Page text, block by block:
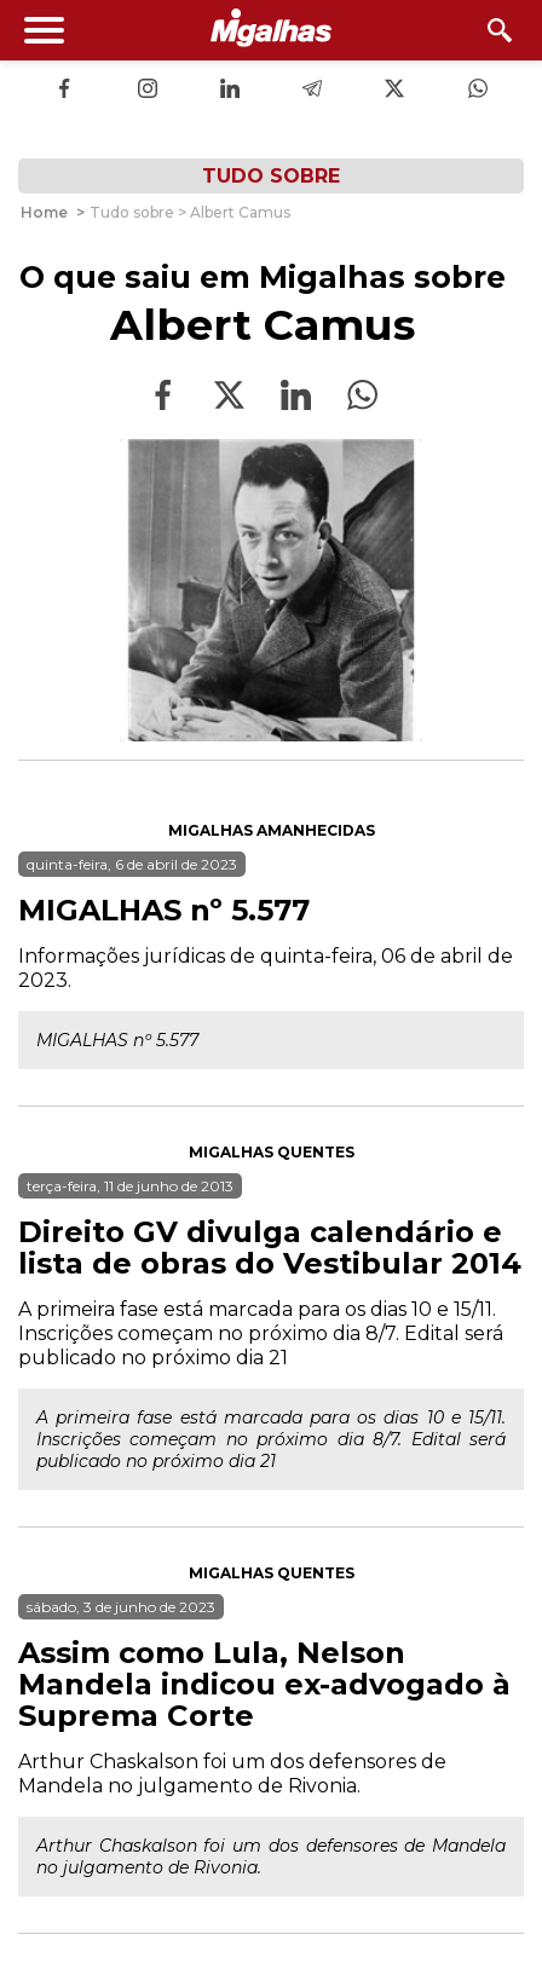
TUDO SOBRE
Home > Tudo sobre > Albert Camus
O que saiu em Migalhas sobre
Albert Camus
MIGALHAS AMANHECIDAS
quinta-feira, 6 de abril de 2023
MIGALHAS nº 5.577
Informações jurídicas de quinta-feira, 06 de abril de
2023.
MIGALHAS nº 5.577
MIGALHAS QUENTES
terça-feira, 11 de junho de 2013
Direito GV divulga calendário e
lista de obras do Vestibular 2014
A primeira fase está marcada para os dias 10 e 15/11.
Inscrições começam no próximo dia 8/7. Edital será
publicado no próximo dia 21
A primeira fase está marcada para os dias 10 e 15/11.
Inscrições começam no próximo dia 8/7. Edital será
publicado no próximo dia 21
MIGALHAS QUENTES
sábado, 3 de junho de 2023
Assim como Lula, Nelson
Mandela indicou ex-advogado à
Suprema Corte
Arthur Chaskalson foi um dos defensores de
Mandela no julgamento de Rivonia.
Arthur Chaskalson foi um dos defensores de Mandela
no julgamento de Rivonia.